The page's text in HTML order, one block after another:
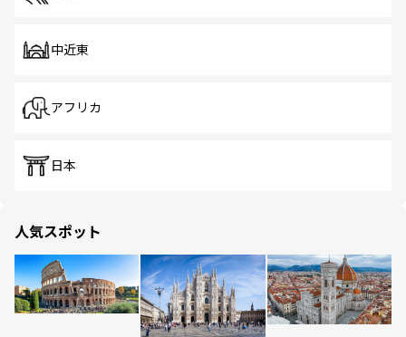
中近東
アフリカ
日本
人気スポット